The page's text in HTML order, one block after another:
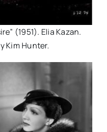
(1951). Elia Kazan.
Kim Hunter.